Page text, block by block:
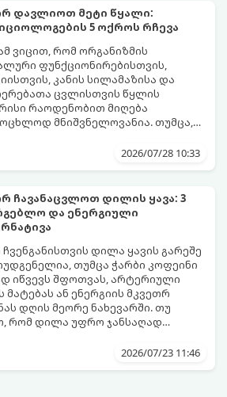
40-დან 50 წლამდე ასაკში იწყება
4-დან 8 წლამდე
რომ ეს პერიოდი შფოთვის
გაიაროთ, მნიშვნელოვანია
რა სიგნალებს გზავნის ორგანიზმი
შეიმსუბუქოთ მდგომარეობა
და
რეკომენდაციებით.
დავლიოთ მეტი წყალი:
5 ოქროს რჩევა
ვიცით, რომ ორგანიზმის
ფუნქციონირებისთვის,
კანის სილამაზისა და
ცვლისთვის წყლის
რაოდენობით მიღება
მნიშვნელოვანია. თუმცა,
ჩვევის არქონის გამო, დღის
რჩება.
ან მისი გემო მოსაწყენი
წყლის სმა
სასიამოვნო ჩვევად
2026/07/28 10:33
ჩავანაცვლოთ დილის ყავა: 3
და ენერგიული
ჩვენგანისთვის დილა ყავის გარეშე
თუმცა ჭარბი კოფეინი
იწვევს შფოთვას, არტერიული
მატებას ან ენერგიის მკვეთრ
დღის მეორე ნახევარში. თუ
რომ დილა უფრო ჯანსაღად
ექსპერტები ყავის სამ
სასურველი სასმელი:2026/07/23 11:46